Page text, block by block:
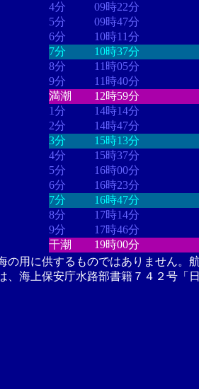
4分
09時22分
5分
09時47分
6分
10時11分
7分
10時37分
8分
11時05分
9分
11時40分
満潮
12時59分
1分
14時14分
2分
14時47分
3分
15時13分
4分
15時37分
5分
16時00分
6分
16時23分
7分
16時47分
8分
17時14分
9分
17時46分
干潮
19時00分
の用に供するものではありません。
、海上保安庁水路部書籍７４２号「